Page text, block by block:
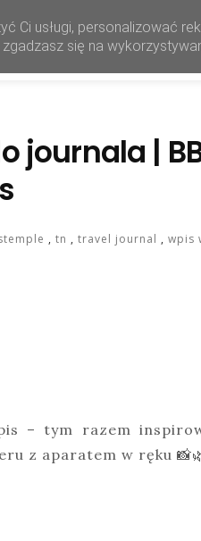
journala |
, tn , travel journal , wpis
– tym razem
z aparatem w ręku
Ci usługi, personalizować
się na